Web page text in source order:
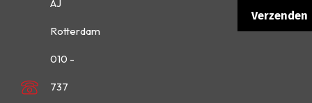
AJ
Rotterdam
010 -
737